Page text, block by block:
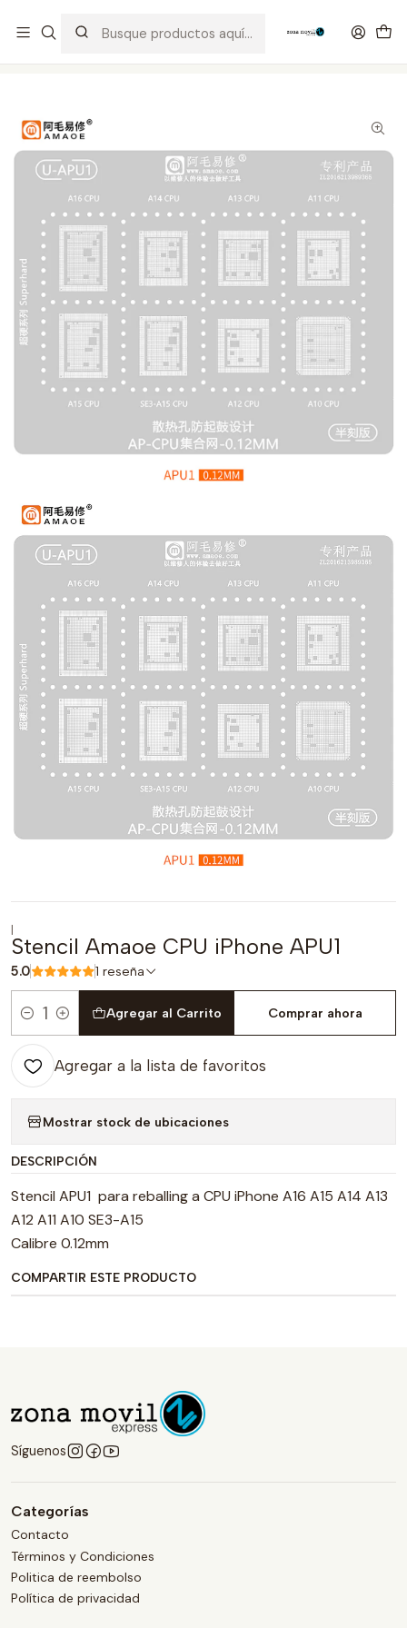
|
Stencil Amaoe CPU iPhone APU1
5.0 1 reseña
Cantidad
Agregar al Carrito Comprar ahora
Agregar a la lista de favoritos
Mostrar stock de ubicaciones
DESCRIPCIÓN
Stencil APU1 para reballing a CPU iPhone A16 A15 A14 A13
A12 A11 A10 SE3-A15
Calibre 0.12mm
COMPARTIR ESTE PRODUCTO
Síguenos
Categorías
Contacto
Términos y Condiciones
Politica de reembolso
Política de privacidad